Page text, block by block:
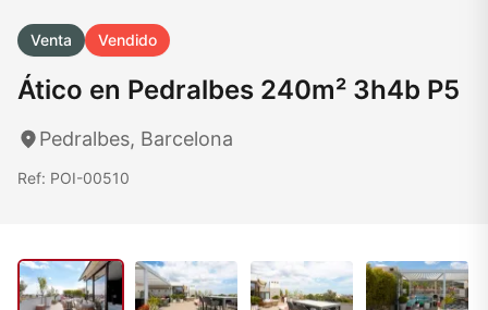
Venta Vendido
Ático en Pedralbes 240m² 3h4b P5
Pedralbes, Barcelona
Ref: POI-00510